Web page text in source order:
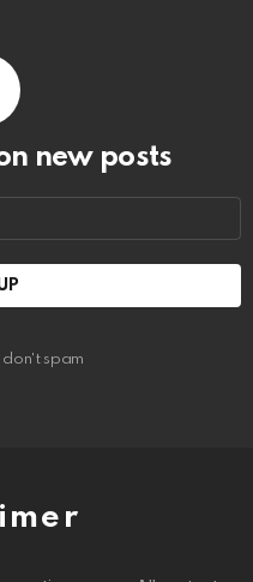
new posts
don't spam